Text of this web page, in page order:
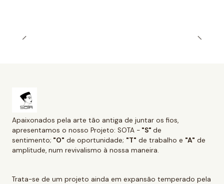
Apaixonados pela arte tão antiga de juntar os fios,
apresentamos o nosso Projeto: SOTA - "S" de
sentimento; "O" de oportunidade; "T" de trabalho e "A" de
amplitude, num revivalismo à nossa maneira.
Trata-se de um projeto ainda em expansão temperado pela